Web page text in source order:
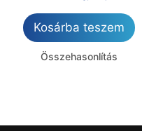
Kosárba teszem
Összehasonlítás